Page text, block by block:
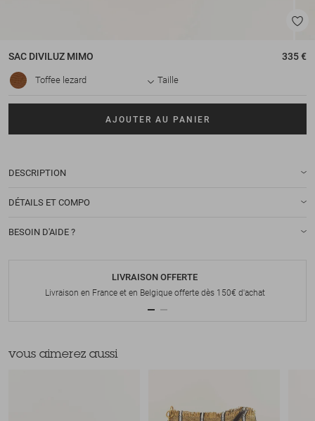
SAC DIVILUZ MIMO 335 €
Toffee lezard Taille
AJOUTER AU PANIER
DESCRIPTION
DÉTAILS ET COMPO
BESOIN D'AIDE ?
LIVRAISON OFFERTE
Livraison en France et en Belgique offerte dès 150€ d'achat
vous aimerez aussi